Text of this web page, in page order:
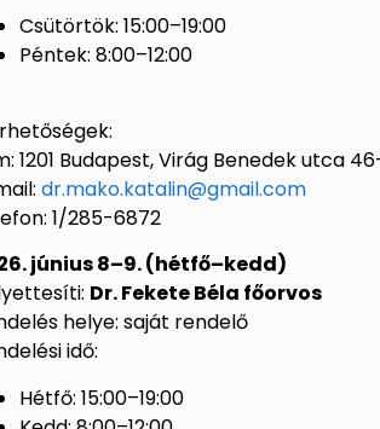
Csütörtök: 15:00–19:00
Péntek: 8:00–12:00
1201 Budapest, Virág Benedek utca
dr.mako.katalin@gmail.com
1/285-6872
június 8–9. (hétfő–kedd)
Dr. Fekete Béla főorvos
helye: saját rendelő
idő:
Hétfő: 15:00–19:00